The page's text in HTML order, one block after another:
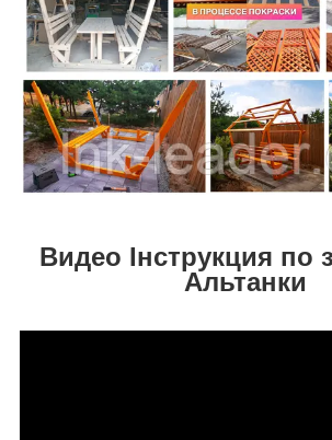
Видео Інструкция по
Альтанки